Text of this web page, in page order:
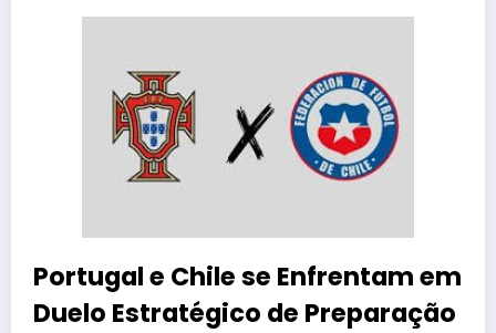
Portugal e Chile se Enfrentam em
Duelo Estratégico de Preparação